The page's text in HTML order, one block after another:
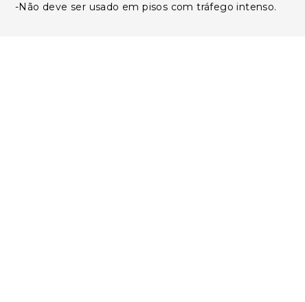
-Não deve ser usado em pisos com tráfego intenso.